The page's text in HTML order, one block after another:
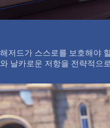
해저드가 스스로를 보호해야
와 날카로운 저항을 전략적으